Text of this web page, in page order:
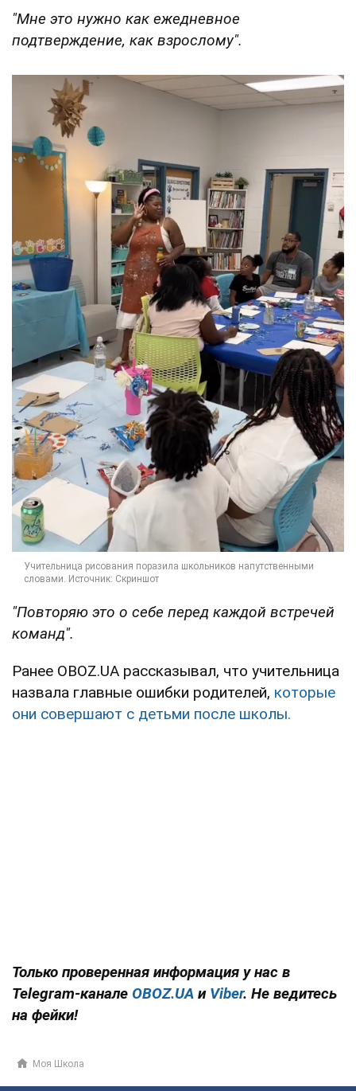
"Мне это нужно как ежедневное
подтверждение, как взрослому".
"Повторяю это о себе перед каждой встречей
команд".
Ранее OBOZ.UA рассказывал, что учительница
назвала главные ошибки родителей, которые
они совершают с детьми после школы.
Только проверенная информация у нас в
Telegram-канале OBOZ.UA и Viber. Не ведитесь
на фейки!
Моя Школа